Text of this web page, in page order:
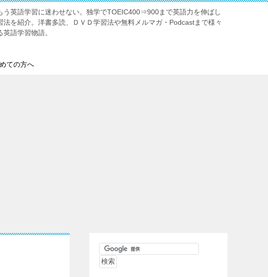
う英語学習に迷わせない。独学でTOEIC400⇒900まで英語力を伸ばし
法を紹介。洋書多読、ＤＶＤ学習法や無料メルマガ・Podcastまで様々
語学習物語。
ての方へ